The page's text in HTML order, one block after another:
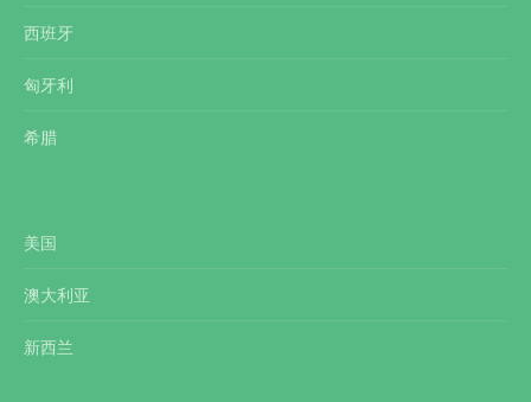
西班牙
匈牙利
希腊
美国
澳大利亚
新西兰